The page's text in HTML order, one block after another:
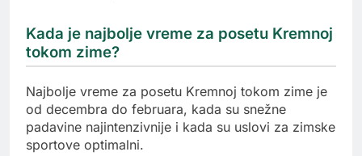
Kada je najbolje vreme za posetu Kremnoj
tokom zime?
Najbolje vreme za posetu Kremnoj tokom zime je
od decembra do februara, kada su snežne
padavine najintenzivnije i kada su uslovi za zimske
sportove optimalni.